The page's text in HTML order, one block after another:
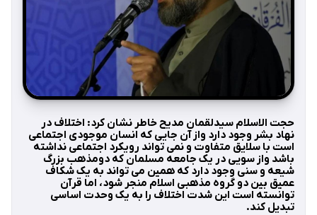
حجت الاسلام سیدلقمان مدیح خاطر نشان کرد: اختلاف در
نهاد بشر وجود دارد واز آن جایی که انسان موجودی اجتماعی
است با سلایق متفاوت و نمی تواند رویکرد اجتماعی نداشته
باشد واز سویی در یک جامعه مسلمان که دومذهب بزرگ
شیعه و سنی وجود دارد که همین می تواند به یک شکاف
عمیق بین دو گروه مذهبی اسلام منجر شود، اما قرآن
توانسته است این شدت اختلاف را به یک وحدت اساسی
تبدیل کند.